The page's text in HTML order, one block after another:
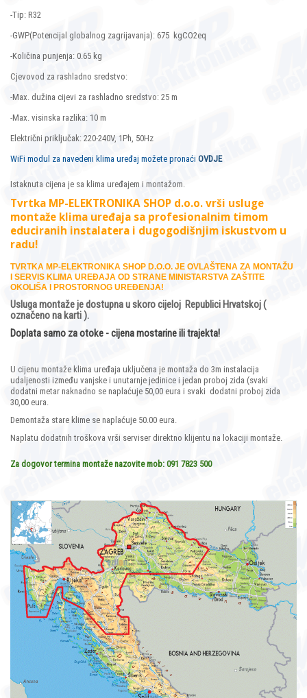
-Tip: R32
-GWP(Potencijal globalnog zagrijavanja): 675 kgCO2eq
-Količina punjenja: 0.65 kg
Cjevovod za rashladno sredstvo:
-Max. dužina cijevi za rashladno sredstvo: 25 m
-Max. visinska razlika: 10 m
Električni priključak: 220-240V, 1Ph, 50Hz
WiFi modul za navedeni klima uređaj možete pronaći OVDJE
Istaknuta cijena je sa klima uređajem i montažom.
Tvrtka MP-ELEKTRONIKA SHOP d.o.o. vrši usluge
montaže klima uređaja sa profesionalnim timom
educiranih instalatera i dugogodišnjim iskustvom u
radu!
TVRTKA MP-ELEKTRONIKA SHOP D.O.O. JE OVLAŠTENA ZA MONTAŽU
I SERVIS KLIMA UREĐAJA OD STRANE MINISTARSTVA ZAŠTITE
OKOLIŠA I PROSTORNOG UREĐENJA!
Usluga montaže je dostupna u skoro cijeloj Republici Hrvatskoj (
označeno na karti ).
Doplata samo za otoke - cijena mostarine ili trajekta!
U cijenu montaže klima uređaja uključena je montaža do 3m instalacija
udaljenosti između vanjske i unutarnje jedinice i jedan proboj zida (svaki
dodatni metar naknadno se naplaćuje 50,00 eura i svaki dodatni proboj zida
30,00 eura.
Demontaža stare klime se naplaćuje 50.00 eura.
Naplatu dodatnih troškova vrši serviser direktno klijentu na lokaciji montaže.
Za dogovor termina montaže nazovite mob: 091 7823 500